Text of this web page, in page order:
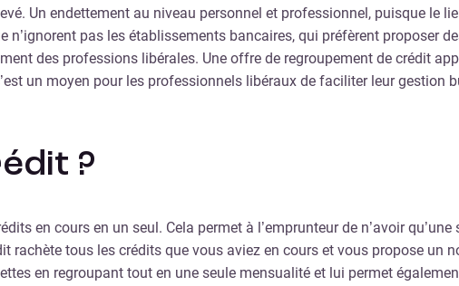
Un endettement au niveau personnel et professionnel, puisque le
pas les établissements bancaires, qui préfèrent proposer
des professions libérales. Une offre de regroupement de crédit
un moyen pour les professionnels libéraux de faciliter leur gestion
?
en cours en un seul. Cela permet à l’emprunteur de n’avoir
rachète tous les crédits que vous aviez en cours et vous propose un
en regroupant tout en une seule mensualité et lui permet